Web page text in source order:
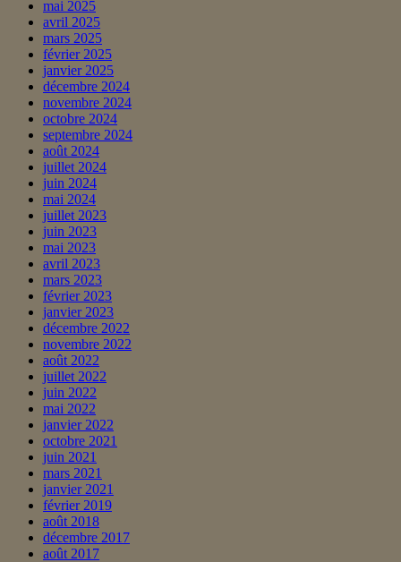
mai 2025
avril 2025
mars 2025
février 2025
janvier 2025
décembre 2024
novembre 2024
octobre 2024
septembre 2024
août 2024
juillet 2024
juin 2024
mai 2024
juillet 2023
juin 2023
mai 2023
avril 2023
mars 2023
février 2023
janvier 2023
décembre 2022
novembre 2022
août 2022
juillet 2022
juin 2022
mai 2022
janvier 2022
octobre 2021
juin 2021
mars 2021
janvier 2021
février 2019
août 2018
décembre 2017
août 2017